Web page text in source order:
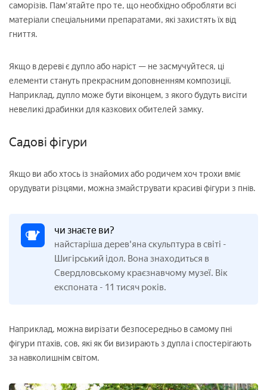
саморізів. Пам'ятайте про те, що необхідно обробляти всі
матеріали спеціальними препаратами, які захистять їх від
гниття.
Якщо в дереві є дупло або наріст — не засмучуйтеся, ці
елементи стануть прекрасним доповненням композиції.
Наприклад, дупло може бути віконцем, з якого будуть висіти
невеликі драбинки для казкових обителей замку.
Садові фігури
Якщо ви або хтось із знайомих або родичем хоч трохи вміє
орудувати різцями, можна змайструвати красиві фігури з пнів.
чи знаєте ви?
найстаріша дерев'яна скульптура в світі -
Шигірський ідол. Вона знаходиться в
Свердловському краєзнавчому музеї. Вік
експоната - 11 тисяч років.
Наприклад, можна вирізати безпосередньо в самому пні
фігури птахів, сов, які як би визирають з дупла і спостерігають
за навколишнім світом.